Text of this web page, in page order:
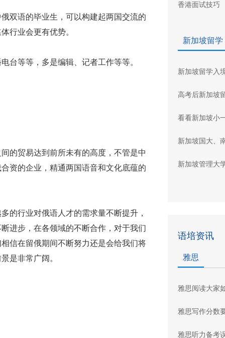
语的毕业生，可以构建起两国交流的
行业会更有优势。
等等，多是编辑、记者工作等等。
贸易达到前所未有的高度，不管是中
资的企业，精通两国语音和文化底蕴的
行业对俄语人才的需求量不断提升，
进步，在各领域的不断合作，对于我们
信在留俄期间不断努力还是会给我们将
是非常广阔。
香港面试技巧
新加坡留学
新加坡留学入
高考后新加坡
看看新加坡小
新加坡国大、
新加坡管理大
语培资讯
雅思
雅思阅读大家
雅思写作分数
雅思听力备考